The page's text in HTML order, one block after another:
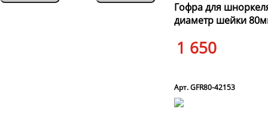
Гофра для
диаметр шейки
1 650
Арт. GFR80-42153